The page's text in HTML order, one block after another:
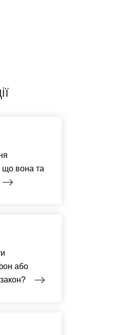
що вона та
або